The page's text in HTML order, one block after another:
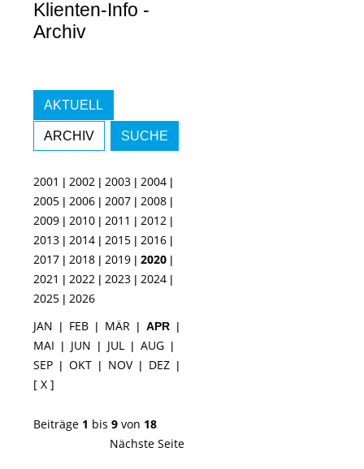
Klienten-Info -
Archiv
AKTUELL
ARCHIV SUCHE
2001 | 2002 | 2003 | 2004 |
2005 | 2006 | 2007 | 2008 |
2009 | 2010 | 2011 | 2012 |
2013 | 2014 | 2015 | 2016 |
2017 | 2018 | 2019 | 2020 |
2021 | 2022 | 2023 | 2024 |
2025 | 2026
JAN | FEB | MÄR | APR |
MAI | JUN | JUL | AUG |
SEP | OKT | NOV| DEZ |
[ X ]
Beiträge 1 bis 9 von 18
Nächste Seite